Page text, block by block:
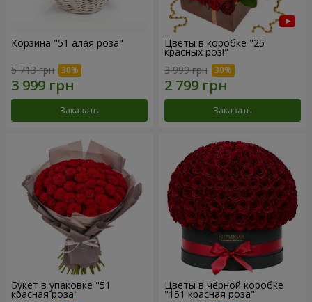
Корзина "51 алая роза"
5 713 грн
Заказать
Цветы в коробке "25
красных роз!"
3 999 грн
Заказать
Букет в упаковке "51
красная роза"
Цветы в чёрной коробке
"151 красная роза"